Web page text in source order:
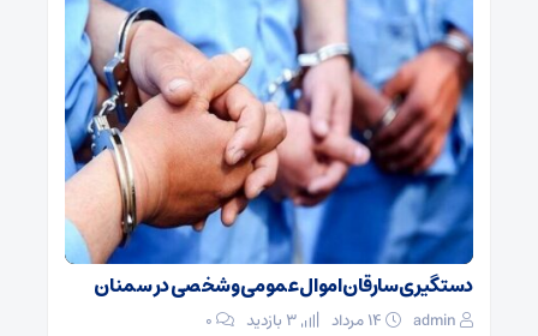
دستگیری سارقان اموال عمومی و شخصی در سمنان
admin ۰